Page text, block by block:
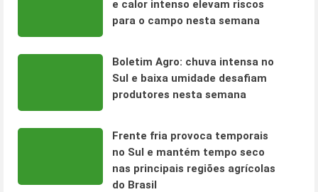
e calor intenso elevam riscos
para o campo nesta semana
Boletim Agro: chuva intensa no
Sul e baixa umidade desafiam
produtores nesta semana
Frente fria provoca temporais
no Sul e mantém tempo seco
nas principais regiões agrícolas
do Brasil